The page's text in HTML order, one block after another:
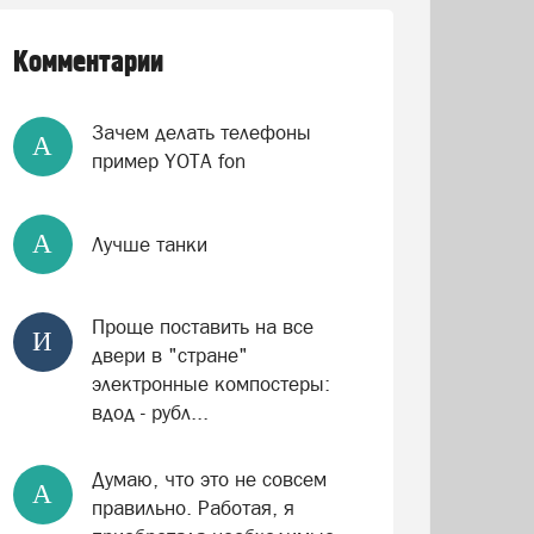
Комментарии
А
Зачем делать телефоны
пример YOTA fon
А Лучше танки
И
Проще поставить на все
двери в "стране"
электронные компостеры:
вдод - рубл...
А
Думаю, что это не совсем
правильно. Работая, я